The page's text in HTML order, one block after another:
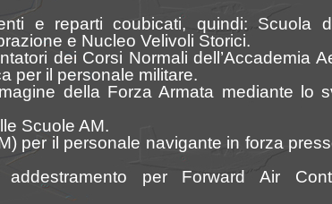
e reparti coubicati, quindi: Scuola
e Nucleo Velivoli Storici.
dei Corsi Normali dell’Accademia
per il personale militare.
della Forza Armata mediante lo
Scuole AM.
per il personale navigante in forza
per Forward Air